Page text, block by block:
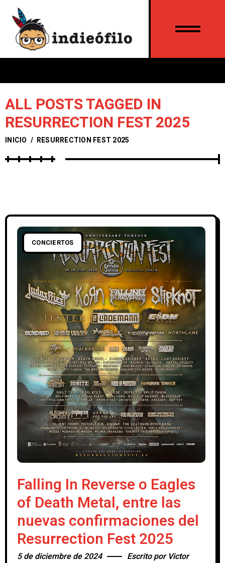
ALL POSTS TAGGED IN
RESURRECTION FEST 2025
INICIO / RESURRECTION FEST 2025
CONCIERTOS
Falling In Reverse o Eagles
of Death Metal, entre las
nuevas confirmaciones del
Resurrection Fest 2025
5 de diciembre de 2024 Escrito por Victor